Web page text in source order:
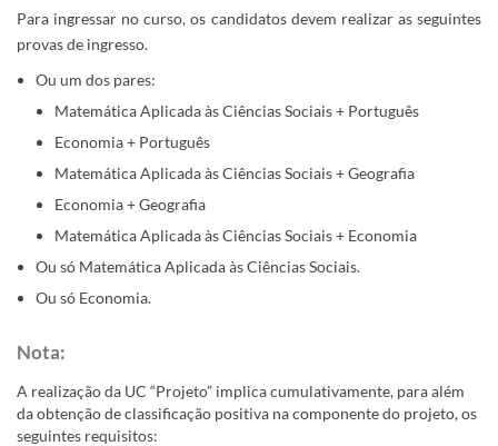
Para ingressar no curso, os candidatos devem realizar as seguintes
provas de ingresso.
Ou um dos pares:
Matemática Aplicada às Ciências Sociais + Português
Economia + Português
Matemática Aplicada às Ciências Sociais + Geografia
Economia + Geografia
Matemática Aplicada às Ciências Sociais + Economia
Ou só Matemática Aplicada às Ciências Sociais.
Ou só Economia.
Nota: ​
A realização da UC “Projeto” implica cumulativamente, para além
da obtenção de classificação positiva na componente do projeto, os
seguintes requisitos: